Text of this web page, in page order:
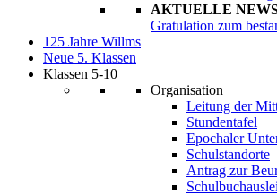
AKTUELLE
Gratulation zum
125 Jahre Willms
Neue 5. Klassen
Klassen 5-10
Organisation
Leitung der
Stundentafel
Epochaler
Schulstandorte
Antrag zur